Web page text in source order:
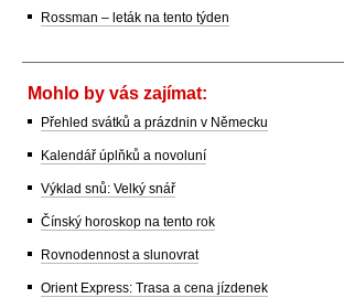
Rossman – leták na tento týden
Mohlo by vás zajímat:
Přehled svátků a prázdnin v Německu
Kalendář úplňků a novoluní
Výklad snů: Velký snář
Čínský horoskop na tento rok
Rovnodennost a slunovrat
Orient Express: Trasa a cena jízdenek